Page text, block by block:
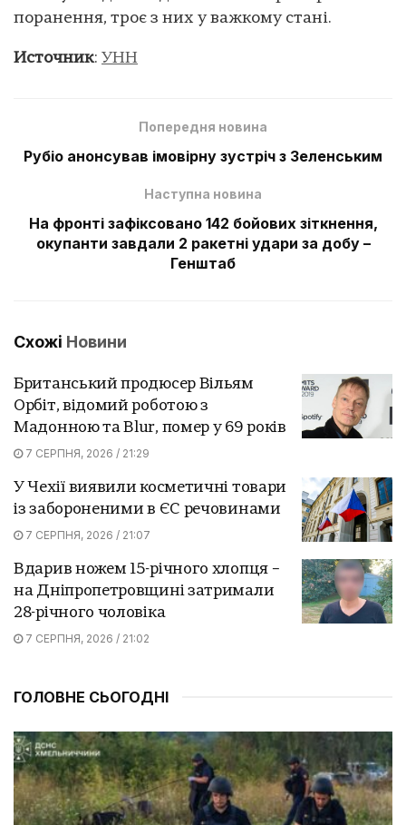
поранення, троє з них у важкому стані.
Источник: УНН
Попередня новина
Рубіо анонсував імовірну зустріч з Зеленським
Наступна новина
На фронті зафіксовано 142 бойових зіткнення,
окупанти завдали 2 ракетні удари за добу –
Генштаб
Схожі Новини
Британський продюсер Вільям
Орбіт, відомий роботою з
Мадонною та Blur, помер у 69 років
7 СЕРПНЯ, 2026 / 21:29
У Чехії виявили косметичні товари
із забороненими в ЄС речовинами
7 СЕРПНЯ, 2026 / 21:07
Вдарив ножем 15-річного хлопця –
на Дніпропетровщині затримали
28-річного чоловіка
7 СЕРПНЯ, 2026 / 21:02
ГОЛОВНЕ СЬОГОДНІ